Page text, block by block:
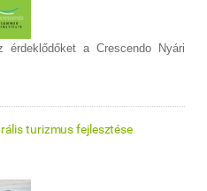
érdeklődőket a Crescendo Nyári
turizmus fejlesztése